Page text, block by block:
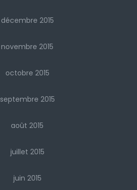
décembre 2015
novembre 2015
octobre 2015
septembre 2015
août 2015
juillet 2015
juin 2015